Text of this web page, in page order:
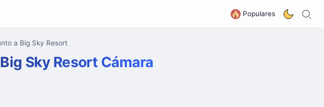
Populares
a Big Sky Resort
Sky Resort Cámara